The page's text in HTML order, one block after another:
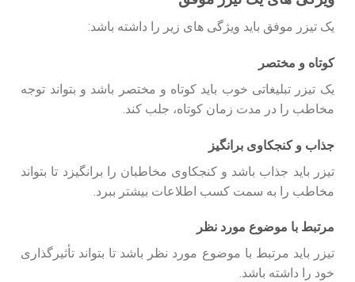
یک تیزر موفق باید ویژگی های زیر را داشته باشد:
کوتاه و مختصر
یک تیزر تبلیغاتی خوب باید کوتاه و مختصر باشد و بتواند توجه
مخاطب را در مدت زمان کوتاه، جلب کند.
جذاب و کنجکاوی برانگیز
تیزر باید جذاب باشد و کنجکاوی مخاطبان را برانگیزد تا بتواند
مخاطب را به سمت کسب اطلاعات بیشتر ببرد.
مرتبط با موضوع مورد نظر
تیزر باید مرتبط با موضوع مورد نظر باشد تا بتواند تأثیرگذاری
خود را داشته باشد.